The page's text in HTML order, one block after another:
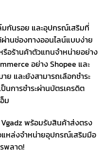
กันรอย และอุปกรณ์เสริมที่
านช่องทางออนไลน์แบบง่าย
รือร้านค้าตัวแทนจำหน่ายอย่าง
อย่าง Shopee และ
ย และยังสามารถเลือกชำระ
นการชำระผ่านบัตรเครดิต
ม
พร้อมรับสินค้าส่งตรง
แหล่งจำหน่ายอุปกรณ์เสริมมือ
พลาด!